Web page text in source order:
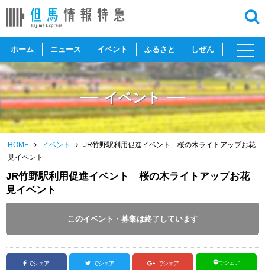
ホーム ニュース イベント ふるさと しぜん
toggle
イベント
HOME イベント
JR竹野駅利用促進イベント 桜の木ライトアップお花
見イベント
JR竹野駅利用促進イベント 桜の木ライトアップお花
見イベント
このイベント・募集は終了しています
でシェア でシェア でシェア でシェア